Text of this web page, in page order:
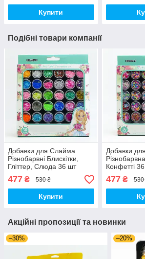
Купити
Подібні товари компанії
Добавки для Слайма
Різнобарвні Блискітки,
Гліттер, Слюда 36 шт
Набір декору для
манікюру (01183)
477 ₴ 530 ₴
Купити
Добавки
Конфетті
декору для
(01182)
477₴ 530
Акційні пропозиції та новинки
–30% –20%